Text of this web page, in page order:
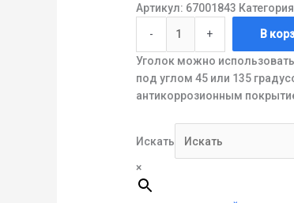
Артикул: 67001843
- + В
Уголок можно
под углом 45 или 135
антикоррозионным
Искать
×